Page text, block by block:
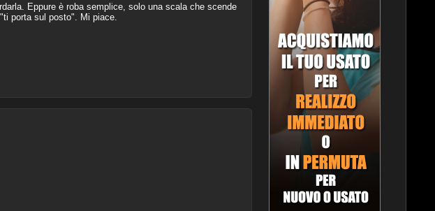
Eppure è roba semplice, solo una scala che scende
porta sul posto". Mi piace.